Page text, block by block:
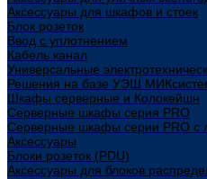
Аксессуары для шкафов и стоек
Блок розеток
Ввод с уплотнением
Кабель канал
Универсальные
Решения на базе УЭШ
Шкафы серверные и Колокейшн
Серверные шкафы серия PRO
Серверные шкафы серии PRO с
Аксессуары
Блоки розеток (PDU)
Аксессуары для блоков